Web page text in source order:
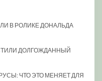
В РОЛИКЕ ДОНАЛЬДА
ДОЛГОЖДАННЫЙ
ЧТО ЭТО МЕНЯЕТ ДЛЯ